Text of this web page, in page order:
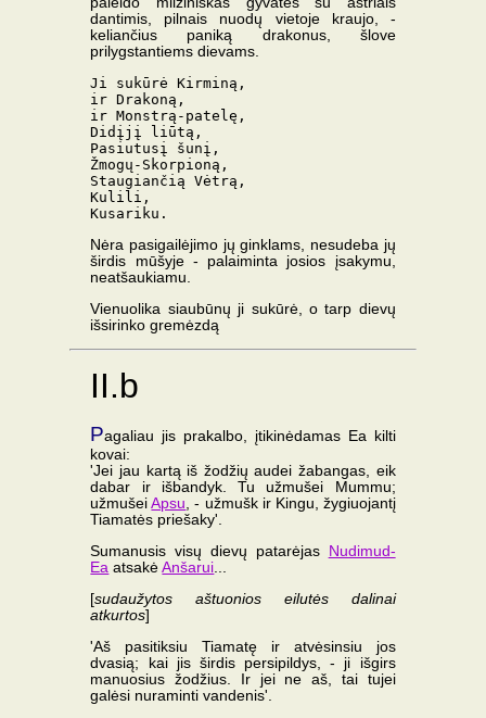
dantimis, pilnais nuodų vietoje kraujo, -
keliančius paniką drakonus, šlove
prilygstantiems dievams.
Ji sukūrė Kirminą,
ir Drakoną,
ir Monstrą-patelę,
Didįjį liūtą,
Pasiutusį šunį,
Žmogų-Skorpioną,
Staugiančią Vėtrą,
Kulili,
Nėra pasigailėjimo jų ginklams, nesudeba jų
širdis mūšyje - palaiminta josios įsakymu,
neatšaukiamu.
Vienuolika siaubūnų ji sukūrė, o tarp dievų
išsirinko gremėzdą
II.b
Pagaliau jis prakalbo, įtikinėdamas Ea kilti
kovai:
'Jei jau kartą iš žodžių audei žabangas, eik
dabar ir išbandyk. Tu užmušei Mummu;
užmušeiApsu , - užmušk ir Kingu, žygiuojantį
Tiamatės priešaky'.
Sumanusis visų dievų patarėjas
Nudimud-
Ea atsakėAnšarui...
[sudaužytos aštuonios eilutės dalinai
atkurtos]
'Aš pasitiksiu Tiamatę ir atvėsinsiu jos
dvasią; kai jis širdis persipildys, - ji išgirs
manuosius žodžius. Ir jei ne aš, tai tujei
galėsi nuraminti vandenis'.